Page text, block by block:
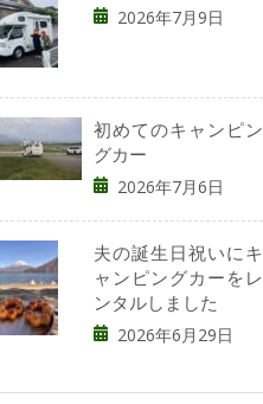
2026年7月9日
初めてのキャンピン
グカー
2026年7月6日
夫の誕生日祝いにキ
ャンピングカーをレ
ンタルしました
2026年6月29日